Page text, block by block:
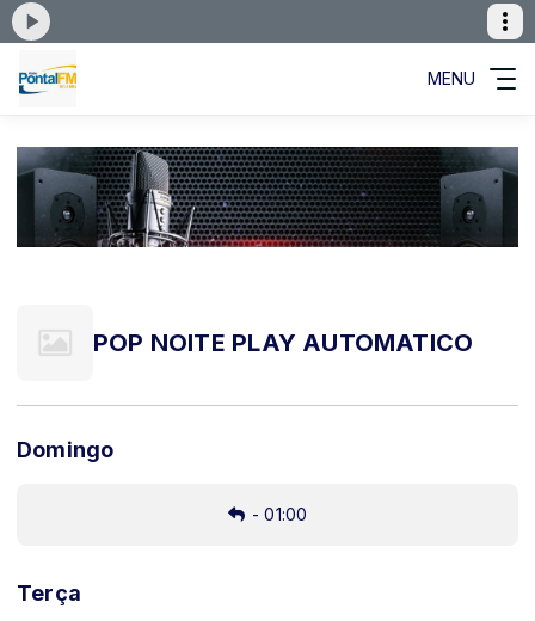
MENU
POP NOITE PLAY AUTOMATICO
Domingo
-01:00
Terça